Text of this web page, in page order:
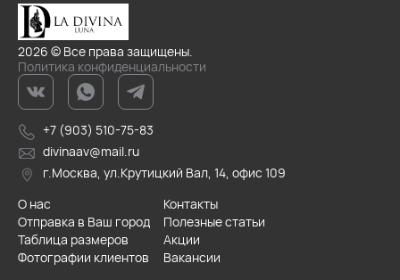
2026 © Все права защищены.
Политика конфиденциальности
+7 (903) 510-75-83
divinaav@mail.ru
г.Москва, ул.Крутицкий Вал, 14, офис 109
О нас
Контакты
Отправка в Ваш город
Полезные статьи
Таблица размеров
Акции
Фотографии клиентов
Вакансии